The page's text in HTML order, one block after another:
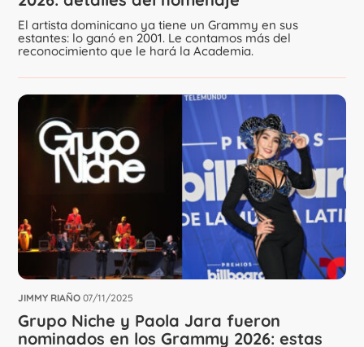
El artista dominicano ya tiene un Grammy en sus
estantes: lo ganó en 2001. Le contamos más del
reconocimiento que le hará la Academia.
JIMMY RIAÑO 07/11/2025
Grupo Niche y Paola Jara fueron
nominados en los Grammy 2026: estas